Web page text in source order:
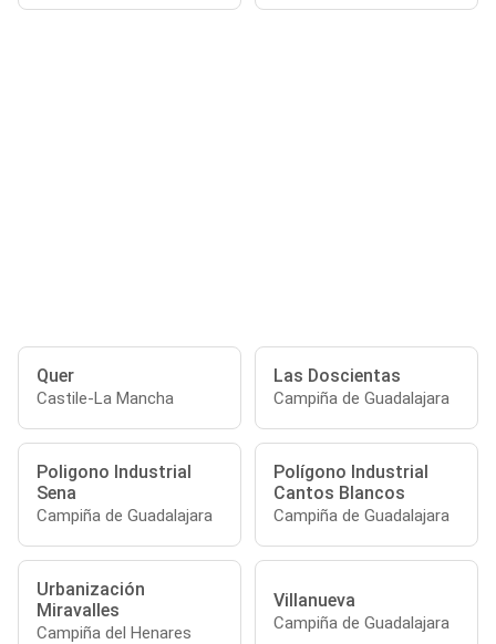
Quer
Castile-La Mancha
Las Doscientas
Campiña de Guadalajara
Poligono Industrial
Sena
Campiña de Guadalajara
Polígono Industrial
Cantos Blancos
Campiña de Guadalajara
Urbanización
Miravalles
Campiña del Henares
Villanueva
Campiña de Guadalajara